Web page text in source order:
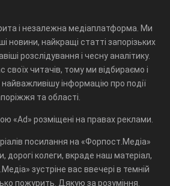
і незалежна медіаплатформа. Ми
новини, найкращі статті запорізьких
розслідування і чесну аналітику.
своїх читачів, тому ми відбираємо і
інформацію про події
та області.
«Ad» розміщені на правах реклами.
посилання на «Форпост.Медіа»
дорогі колеги, вкраде наш матеріал,
зустріне вас ввечері в темній
пожурить. Дякую за розуміння.